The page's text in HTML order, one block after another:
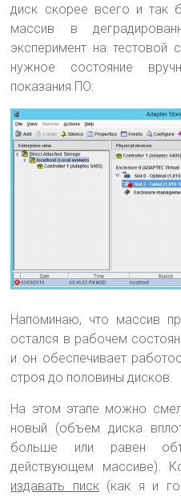
диск скорее всего и так
массив в
эксперимент на
нужное состояние
показания ПО:
Напоминаю, что массив
остался в рабочем
и он обеспечивает
строя до половины дисков.
На этом этапе можно
новый (объем диска
больше или равен
действующем массиве).
издавать писк(как я и